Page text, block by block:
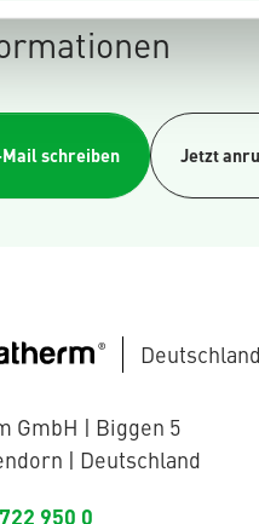
schreiben Jetzt
Deutschland
GmbH | Biggen 5
| Deutschland
950 0